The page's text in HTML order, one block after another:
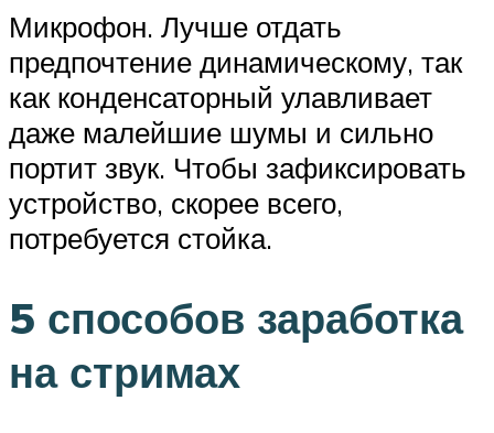
Микрофон. Лучше отдать
предпочтение динамическому, так
как конденсаторный улавливает
даже малейшие шумы и сильно
портит звук. Чтобы зафиксировать
устройство, скорее всего,
потребуется стойка.
5 способов заработка
на стримах